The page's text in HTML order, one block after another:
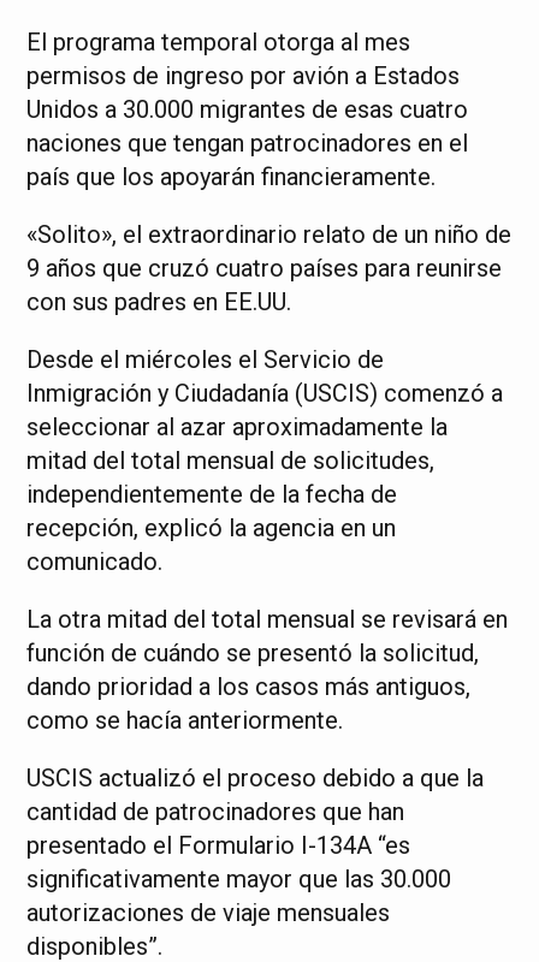
El programa temporal otorga al mes
permisos de ingreso por avión a Estados
Unidos a 30.000 migrantes de esas cuatro
naciones que tengan patrocinadores en el
país que los apoyarán financieramente.
«Solito», el extraordinario relato de un niño de
9 años que cruzó cuatro países para reunirse
con sus padres en EE.UU.
Desde el miércoles el Servicio de
Inmigración y Ciudadanía (USCIS) comenzó a
seleccionar al azar aproximadamente la
mitad del total mensual de solicitudes,
independientemente de la fecha de
recepción, explicó la agencia en un
comunicado.
La otra mitad del total mensual se revisará en
función de cuándo se presentó la solicitud,
dando prioridad a los casos más antiguos,
como se hacía anteriormente.
USCIS actualizó el proceso debido a que la
cantidad de patrocinadores que han
presentado el Formulario I-134A “es
significativamente mayor que las 30.000
autorizaciones de viaje mensuales
disponibles”.